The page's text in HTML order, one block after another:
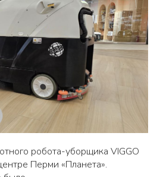
робота-уборщика VIGGO
Перми «Планета».